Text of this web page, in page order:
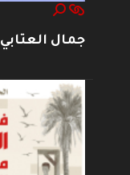
جمال العتابي